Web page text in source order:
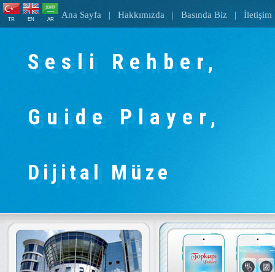
TR EN AR Ana Sayfa | Hakkımızda | Basında Biz | İletişim
Sesli Rehber,
Guide Player,
Dijital Müze